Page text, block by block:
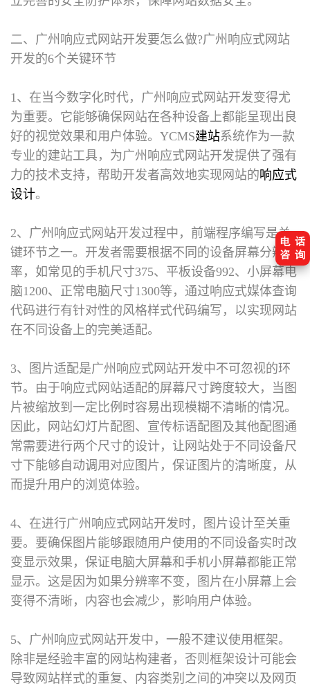
二、广州响应式网站开发要怎么做?广州响应式网站
开发的6个关键环节
1、在当今数字化时代，广州响应式网站开发变得尤
为重要。它能够确保网站在各种设备上都能呈现出良
好的视觉效果和用户体验。YCMS建站系统作为一款
专业的建站工具，为广州响应式网站开发提供了强有
力的技术支持，帮助开发者高效地实现网站的响应式
设计。
2、广州响应式网站开发过程中，前端程序编写是关
键环节之一。开发者需要根据不同的设备屏幕分辨
率，如常见的手机尺寸375、平板设备992、小屏幕电
脑1200、正常电脑尺寸1300等，通过响应式媒体查询
代码进行有针对性的风格样式代码编写，以实现网站
在不同设备上的完美适配。
3、图片适配是广州响应式网站开发中不可忽视的环
节。由于响应式网站适配的屏幕尺寸跨度较大，当图
片被缩放到一定比例时容易出现模糊不清晰的情况。
因此，网站幻灯片配图、宣传标语配图及其他配图通
常需要进行两个尺寸的设计，让网站处于不同设备尺
寸下能够自动调用对应图片，保证图片的清晰度，从
而提升用户的浏览体验。
4、在进行广州响应式网站开发时，图片设计至关重
要。要确保图片能够跟随用户使用的不同设备实时改
变显示效果，保证电脑大屏幕和手机小屏幕都能正常
显示。这是因为如果分辨率不变，图片在小屏幕上会
变得不清晰，内容也会减少，影响用户体验。
5、广州响应式网站开发中，一般不建议使用框架。
除非是经验丰富的网站构建者，否则框架设计可能会
导致网站样式的重复、内容类别之间的冲突以及网页